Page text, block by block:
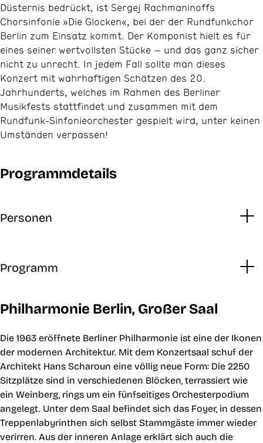
Düsternis bedrückt, ist Sergej Rachmaninoffs
Chorsinfonie »Die Glocken«, bei der der Rundfunkchor
Berlin zum Einsatz kommt. Der Komponist hielt es für
eines seiner wertvollsten Stücke – und das ganz sicher
nicht zu unrecht. In jedem Fall sollte man dieses
Konzert mit wahrhaftigen Schätzen des 20.
Jahrhunderts, welches im Rahmen des Berliner
Musikfests stattfindet und zusammen mit dem
Rundfunk-Sinfonieorchester gespielt wird, unter keinen
Umständen verpassen!
Programmdetails
Personen
Programm
Philharmonie Berlin, Großer Saal
Die 1963 eröffnete Berliner Philharmonie ist eine der Ikonen
der modernen Architektur. Mit dem Konzertsaal schuf der
Architekt Hans Scharoun eine völlig neue Form: Die 2250
Sitzplätze sind in verschiedenen Blöcken, terrassiert wie
ein Weinberg, rings um ein fünfseitiges Orchesterpodium
angelegt. Unter dem Saal befindet sich das Foyer, in dessen
Treppenlabyrinthen sich selbst Stammgäste immer wieder
verirren. Aus der inneren Anlage erklärt sich auch die